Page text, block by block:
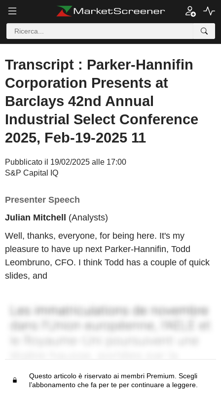
Transcript : Parker-Hannifin
Corporation Presents at
Barclays 42nd Annual
Industrial Select Conference
2025, Feb-19-2025 11
Pubblicato il 19/02/2025 alle 17:00
S&P Capital IQ
Presenter Speech
Julian Mitchell (Analysts)
Well, thanks, everyone, for being here. It's my
pleasure to have up next Parker-Hannifin, Todd
Leombruno, CFO. I think Todd has a couple of quick
slides, and
Questo articolo è riservato ai membri Premium. Scegli
l’abbonamento che fa per te per continuare a leggere.